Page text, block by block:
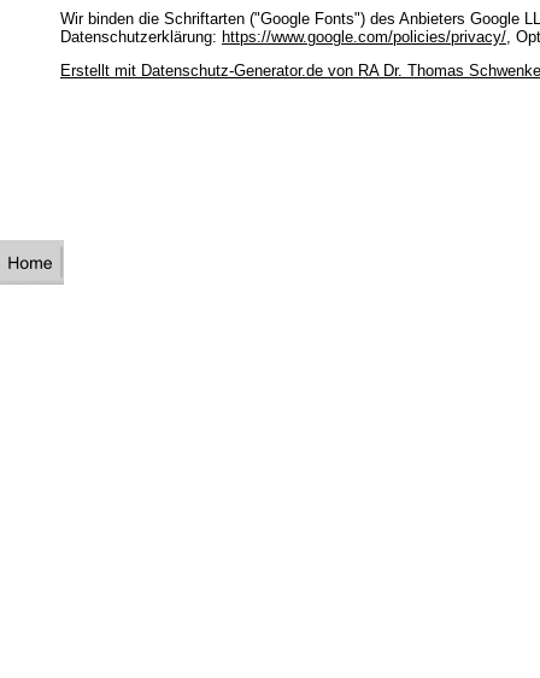
Wir binden die Schriftarten ("Google Fonts") des Anbieters Google
Datenschutzerklärung: https://www.google.com/policies/privacy/ ,
Erstellt mit Datenschutz-Generator.de von RA Dr. Thomas Schwenke